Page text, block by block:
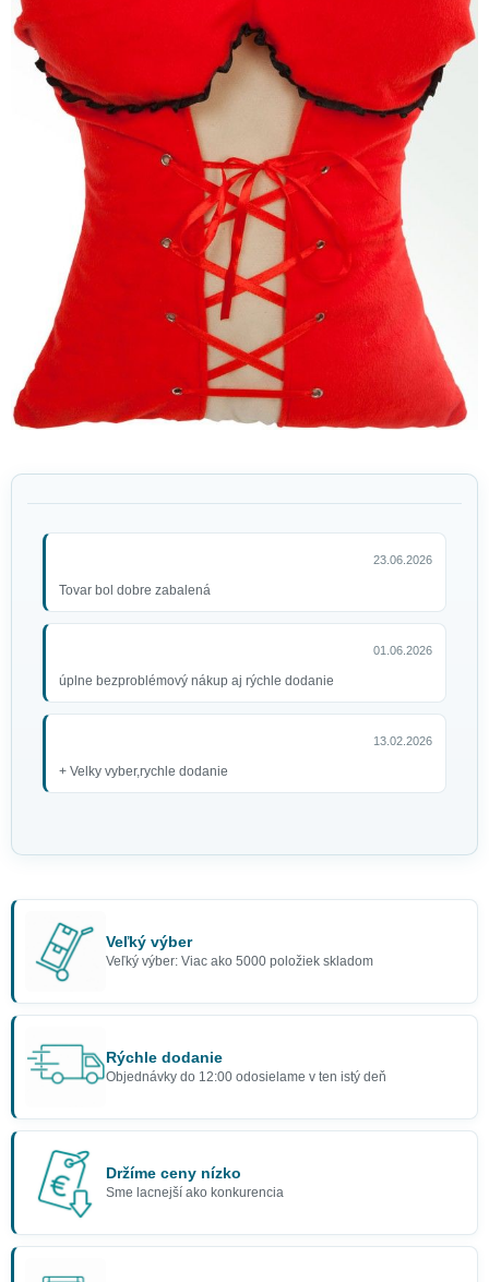
23.06.2026
Tovar bol dobre zabalená
01.06.2026
úplne bezproblémový nákup aj rýchle dodanie
13.02.2026
+ Velky vyber,rychle dodanie
Veľký výber
Veľký výber: Viac ako 5000 položiek skladom
Rýchle dodanie
Objednávky do 12:00 odosielame v ten istý deň
Držíme ceny nízko
Sme lacnejší ako konkurencia